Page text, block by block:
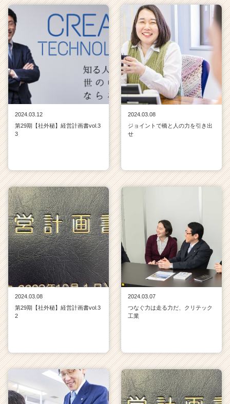
ア
（C
h
e
e
C
a
r
e
r）
2024.03.12
第29期【社外秘】経営計画書vol.3
3
2024.03.08
ジョイントで橋と人の力を引き出
せ
2024.03.08
第29期【社外秘】経営計画書vol.3
2
2024.03.07
つなぐ力は走る力だ、クリテック
工業